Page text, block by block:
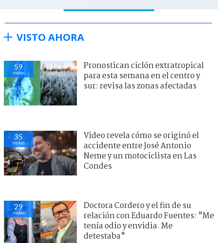
VISTO AHORA
59
visitas
Pronostican ciclón extratropical
para esta semana en el centro y
sur: revisa las zonas afectadas
35
visitas
Video revela cómo se originó el
accidente entre José Antonio
Neme y un motociclista en Las
Condes
29
visitas
Doctora Cordero y el fin de su
relación con Eduardo Fuentes: "Me
tenía odio y envidia. Me
detestaba"